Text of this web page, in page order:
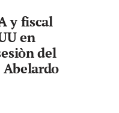
y fiscal
en
del